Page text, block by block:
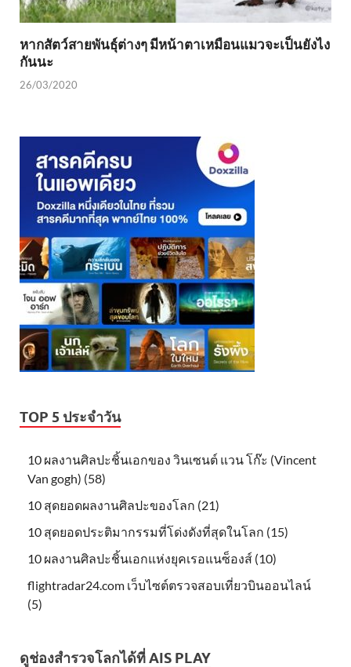
หากสัตว์สายพันธุ์ต่างๆ มีหน้าตาเหมือนแมวจะเป็นยังไง
กันนะ
26/03/2020
TOP 5 ประจำวัน
10 ผลงานศิลปะชิ้นเอกของ วินเซนต์ แวน โก๊ะ (Vincent
Van gogh) (58)
10 สุดยอดผลงานศิลปะของโลก (21)
10 สุดยอดประติมากรรมที่โด่งดังที่สุดในโลก (15)
10 ผลงานศิลปะชิ้นเอกแห่งยุคเรอแนซ็องส์ (10)
flightradar24.com เว็บไซต์ตรวจสอบเที่ยวบินออนไลน์
(5)
ดูช่องสำรวจโลกได้ที่ AIS PLAY